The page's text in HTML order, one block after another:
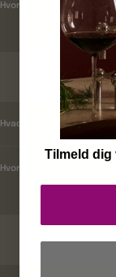
Hvordan tjekker jeg
KUNDEKLUB
Hvad er mine fordele ?
Hvordan tilmelder jeg mig
RABATKODER
Tilmeld dig